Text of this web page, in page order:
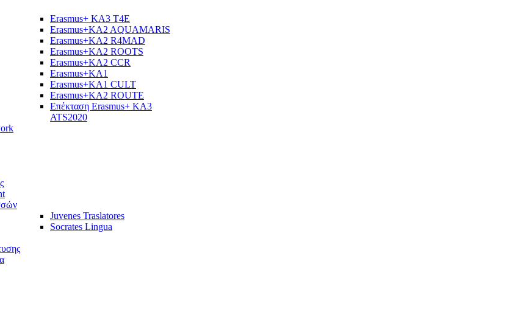
Erasmus+ KA3 T4E
Erasmus+KA2 AQUAMARIS
Εrasmus+KA2 R4MAD
Erasmus+KA2 ROOTS
Erasmus+KA2 CCR
Erasmus+KA1
Erasmus+KA1 CULT
Erasmus+KA2 ROUTE
Επέκταση Erasmus+ KA3
ATS2020
Juvenes Traslatores
Socrates Lingua